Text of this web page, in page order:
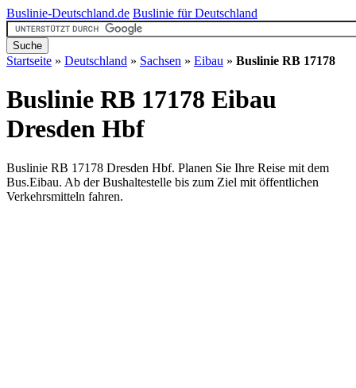
Buslinie-Deutschland.de Buslinie für Deutschland
Startseite » Deutschland » Sachsen » Eibau » Buslinie RB 17178
Buslinie RB 17178 Eibau
Dresden Hbf
Buslinie RB 17178 Dresden Hbf. Planen Sie Ihre Reise mit dem
Bus.Eibau. Ab der Bushaltestelle bis zum Ziel mit öffentlichen
Verkehrsmitteln fahren.